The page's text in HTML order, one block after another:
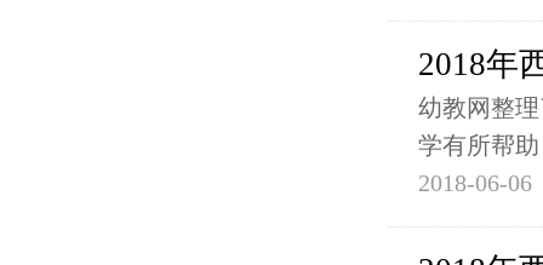
2018年
幼教网整
学有所帮
2018-06-06